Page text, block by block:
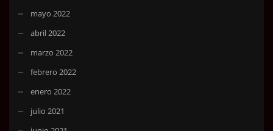
mayo 2022
abril 2022
marzo 2022
febrero 2022
enero 2022
julio 2021